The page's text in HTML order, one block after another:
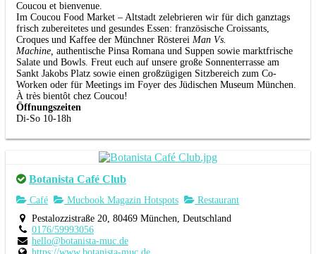
Coucou et bienvenue.
Im Coucou Food Market – Altstadt zelebrieren wir für dich ganztags
frisch zubereitetes und gesundes Essen: französische Croissants,
Croques und Kaffee der Münchner Rösterei Man Vs.
Machine, authentische Pinsa Romana und Suppen sowie marktfrische
Salate und Bowls. Freut euch auf unsere große Sonnenterrasse am
Sankt Jakobs Platz sowie einen großzügigen Sitzbereich zum Co-
Worken oder für Meetings im Foyer des Jüdischen Museum München.
À très bientôt chez Coucou!
Öffnungszeiten
Di-So 10-18h
Botanista Café Club
Café Mucbook Magazin Hotspots
Restaurant
Pestalozzistraße 20, 80469 München, Deutschland
0176/59993056
hello@botanista-muc.de